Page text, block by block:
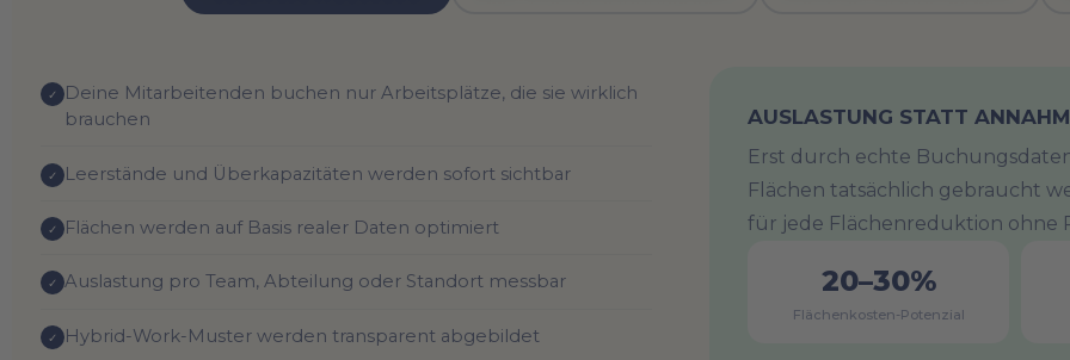
✓
Deine Mitarbeitenden buchen nur Arbeitsplätze, die sie wirklich
brauchen
✓ Leerstände und Überkapazitäten werden sofort sichtbar
✓ Flächen werden auf Basis realer Daten optimiert
✓ Auslastung pro Team, Abteilung oder Standort messbar
✓ Hybrid-Work-Muster werden transparent abgebildet
AUSLASTUNG STATT
Erst durch echte
Flächen tatsächlich gebraucht
für jede Flächenreduktion ohne
20–30%
Flächenkosten-Potenzial